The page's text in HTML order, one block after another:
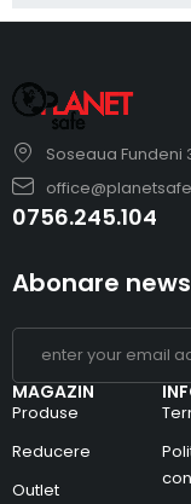
Soseaua Fundeni
0756.245.104
MAGAZIN
Produse
Reducere
Outlet
Abonare